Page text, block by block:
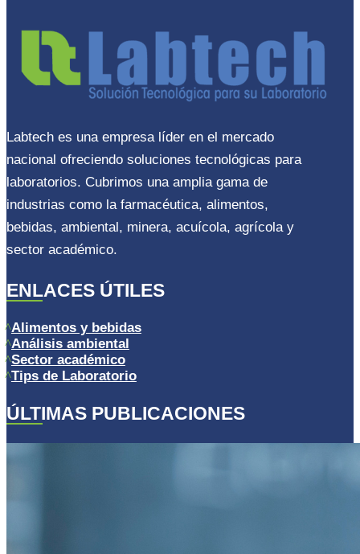
Labtech es una empresa líder en el mercado
nacional ofreciendo soluciones tecnológicas para
laboratorios. Cubrimos una amplia gama de
industrias como la farmacéutica, alimentos,
bebidas, ambiental, minera, acuícola, agrícola y
sector académico.
ENLACES ÚTILES
Alimentos y bebidas
Análisis ambiental
Sector académico
Tips de Laboratorio
ÚLTIMAS PUBLICACIONES